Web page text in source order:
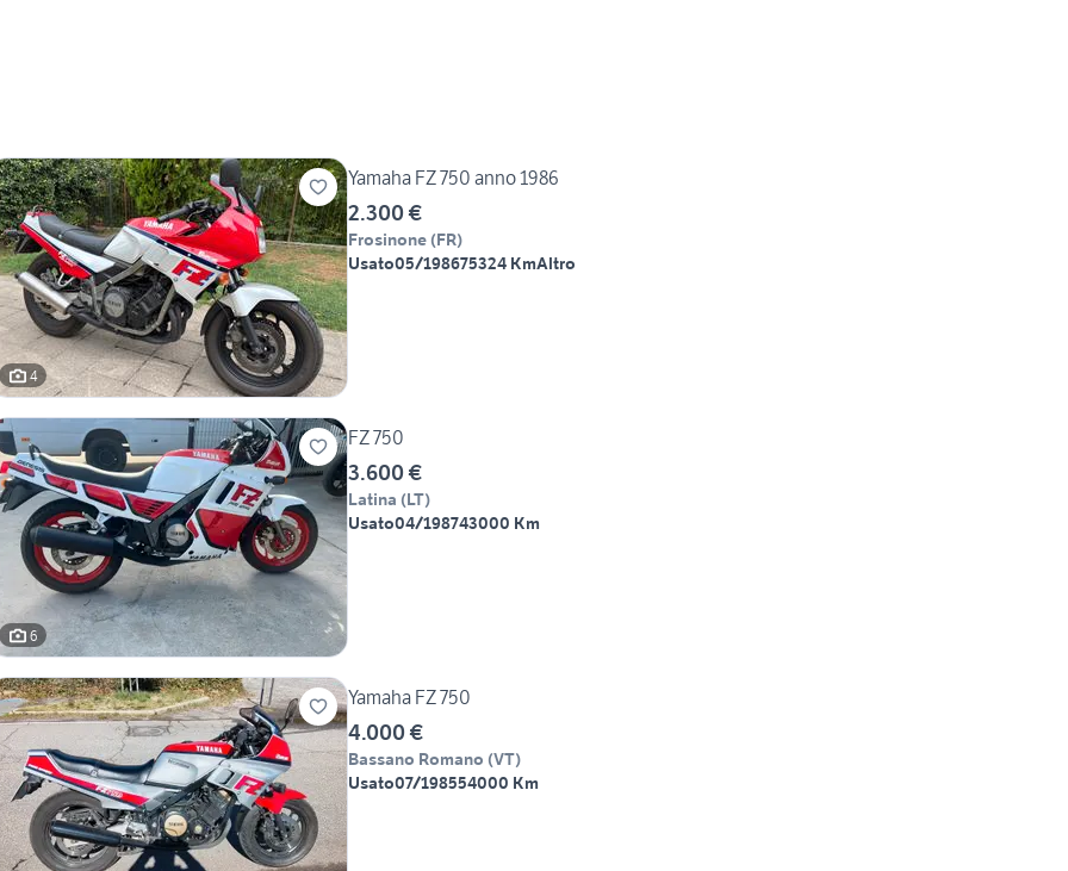
4
Yamaha FZ 750 anno 1986
2.300 €
Frosinone (FR)
Usato05/198675324 KmAltro
6
FZ 750
3.600 €
Latina (LT)
Usato04/198743000 Km
Yamaha FZ 750
4.000 €
Bassano Romano (VT)
Usato07/198554000 Km